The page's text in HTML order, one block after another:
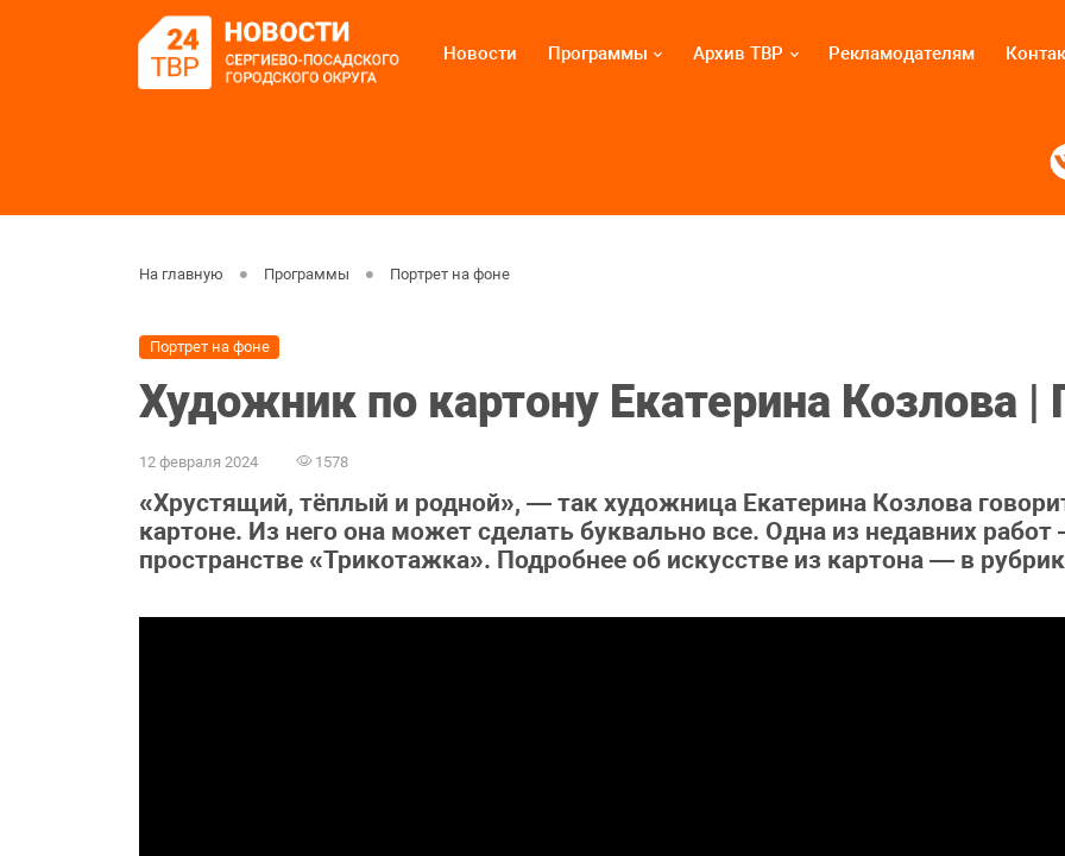
Новости Программы Архив ТВР Рекламодателям
На главную Программы Портрет на фоне
Портрет на фоне
Художник по картону Екатерина Козлова |
12 февраля 2024 1578
«Хрустящий, тёплый и родной», — так художница Екатерина Козлова
картоне. Из него она может сделать буквально все. Одна из недавних
пространстве «Трикотажка». Подробнее об искусстве из картона — в